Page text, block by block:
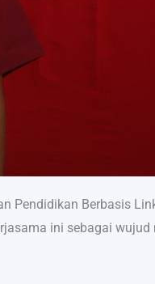
Pendidikan Berbasis
ini sebagai wujud